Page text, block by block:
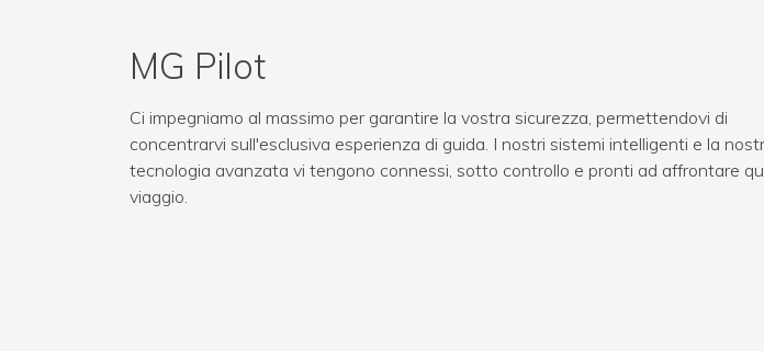
MG Pilot
Ci impegniamo al massimo per garantire la vostra sicurezza, permettendovi di
concentrarvi sull'esclusiva esperienza di guida. I nostri sistemi intelligenti e la
tecnologia avanzata vi tengono connessi, sotto controllo e pronti ad affrontare
viaggio.